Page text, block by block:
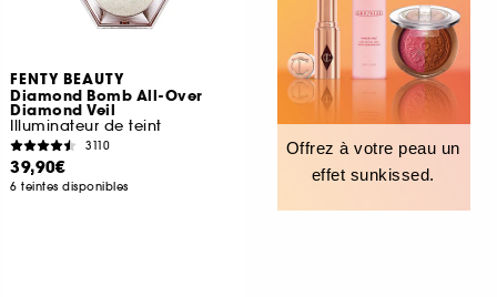
FENTY BEAUTY
Diamond Bomb All-Over
Diamond Veil
Illuminateur de teint
3110
39,90€
6 teintes disponibles
Offrez à votre peau un
effet sunkissed.